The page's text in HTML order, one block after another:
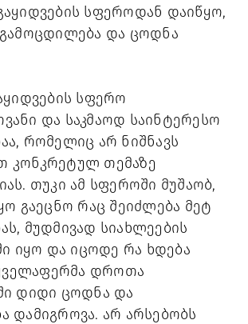
სფეროდან დაიწყო,
და ცოდნა
სფერო
და საკმაოდ საინტერესო
რომელიც არ ნიშნავს
თემაზე
თუკი ამ სფეროში მუშაობ,
გაეცნო რაც შეიძლება მეტ
მუდმივად სიახლეების
იყო და იცოდე რა ხდება
დროთა
დიდი ცოდნა და
დამიგროვა. არ არსებობს